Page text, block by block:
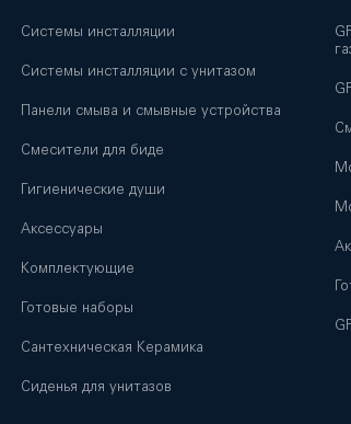
Системы инсталляции
Системы инсталляции с унитазом
Панели смыва и смывные устройства
Смесители для биде
Гигиенические души
Аксессуары
Комплектующие
Готовые наборы
Сантехническая Керамика
Сиденья для унитазов